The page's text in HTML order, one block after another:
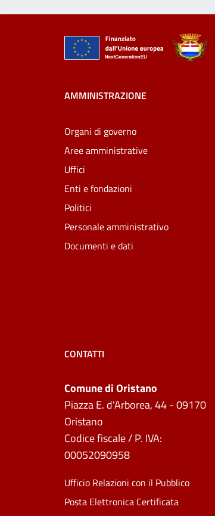
AMMINISTRAZIONE
Organi di governo
Aree amministrative
Uffici
Enti e fondazioni
Politici
Personale amministrativo
Documenti e dati
CONTATTI
Comune di Oristano
Piazza E. d'Arborea, 44 - 09170
Oristano
Codice fiscale / P. IVA:
00052090958
Ufficio Relazioni con il Pubblico
Posta Elettronica Certificata